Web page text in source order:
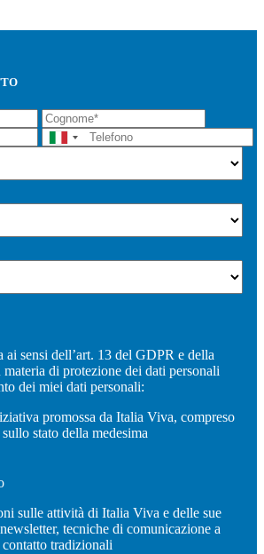
ai sensi dell’art. 13 del GDPR e della
di protezione dei dati personali
dei miei dati personali:
promossa da Italia Viva, compreso
stato della medesima
sulle attività di Italia Viva e delle sue
tecniche di comunicazione a
tradizionali